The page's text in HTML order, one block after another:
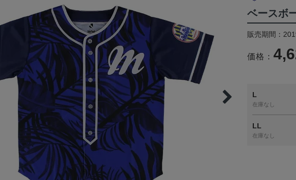
ベースボ
販売期間：
価格：
L
在庫なし
LL
在庫なし